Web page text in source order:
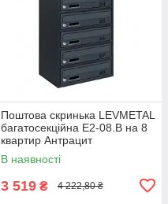
Поштова скринька LEVMETAL
багатосекційна Е2-08.B на 8
квартир Антрацит
895×390×250
В наявності
3 519 ₴ 4 222,80 ₴